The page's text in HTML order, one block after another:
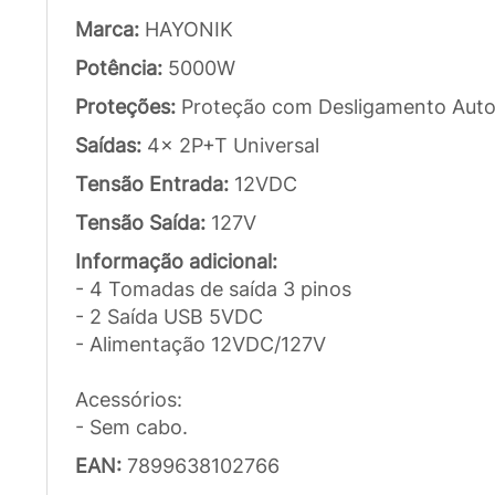
Marca: HAYONIK
Potência: 5000W
Proteções: Proteção com Desligamento
Saídas: 4x 2P+T Universal
Tensão Entrada: 12VDC
Tensão Saída: 127V
Informação adicional:
- 4 Tomadas de saída 3 pinos
- 2 Saída USB 5VDC
- Alimentação 12VDC/127V
Acessórios:
- Sem cabo.
EAN: 7899638102766